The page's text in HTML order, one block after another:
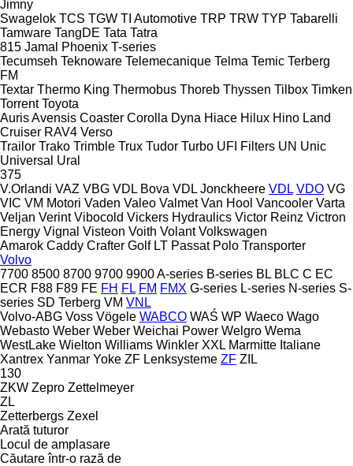
Jimny
Swagelok TCS TGW TI Automotive TRP TRW TYP Tabarelli
Tamware TangDE Tata Tatra
815 Jamal Phoenix T-series
Tecumseh Teknoware Telemecanique Telma Temic Terberg
FM
Textar Thermo King Thermobus Thoreb Thyssen Tilbox Timken
Torrent Toyota
AurisAvensis Coaster Corolla Dyna Hiace Hilux Hino Land
Cruiser RAV4 Verso
Trailor Trako Trimble Trux Tudor Turbo UFI Filters UN Unic
Universal Ural
375
V.Orlandi VAZ VBG VDL Bova VDL Jonckheere VDL VDO VG
VIC VM Motori Vaden Valeo Valmet Van Hool Vancooler Varta
Veljan Verint Vibocold Vickers Hydraulics Victor Reinz Victron
Energy Vignal Visteon Voith Volant Volkswagen
Amarok Caddy Crafter Golf LT Passat Polo Transporter
Volvo
7700 8500 8700 9700 9900A-series B-series BL BLC C EC
ECR F88 F89 FE FH FL FM FMX G-series L-series N-series S-
series SD Terberg VM VNL
Volvo-ABG Voss Vögele WABCO WAŚ WP Waeco Wago
Webasto Weber Weber Weichai Power Welgro Wema
WestLake Wielton Williams Winkler XXL Marmitte Italiane
Xantrex Yanmar Yoke ZF Lenksysteme ZF ZIL
130
ZKW Zepro Zettelmeyer
ZL
Zetterbergs Zexel
Arată tuturor
Locul de amplasare
Căutare într-o rază de